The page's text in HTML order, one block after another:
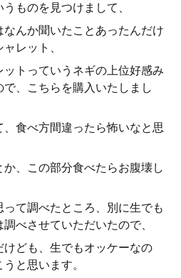
ものを見つけまして、
んか聞いたことあったんだけ
レット、
トっていうネギの上位好感み
、こちらを購入いたしまし
食べ方間違ったら怖いなと思
、この部分食べたらお腹壊し
て調べたところ、別に生でも
べさせていただいたので、
ども、生でもオッケーなの
と思います。